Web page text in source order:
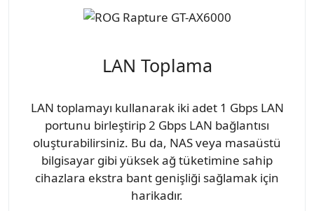
LAN Toplama
LAN toplamayı kullanarak iki adet 1 Gbps LAN
portunu birleştirip 2 Gbps LAN bağlantısı
oluşturabilirsiniz. Bu da, NAS veya masaüstü
bilgisayar gibi yüksek ağ tüketimine sahip
cihazlara ekstra bant genişliği sağlamak için
harikadır.